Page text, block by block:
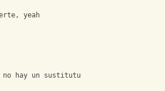
yeah
no hay un sustitutu